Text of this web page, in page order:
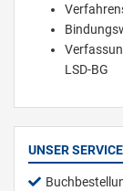
LSD-BG
UNSER SERVICE